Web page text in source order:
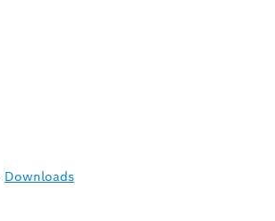
Downloads